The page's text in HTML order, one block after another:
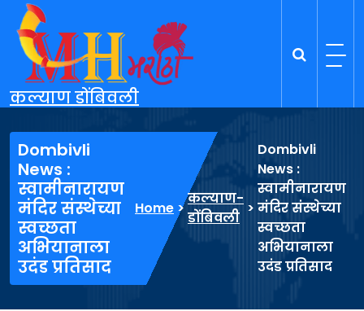
content
कल्याण डोंबिवली
Dombivli
News :
स्वामीनारायण
मंदिर संस्थेच्या
स्वच्छता
अभियानाला
उदंड प्रतिसाद
Home >
कल्याण-
डोंबिवली
>
Dombivli
News :
स्वामीनारायण
मंदिर संस्थेच्या
स्वच्छता
अभियानाला
उदंड प्रतिसाद